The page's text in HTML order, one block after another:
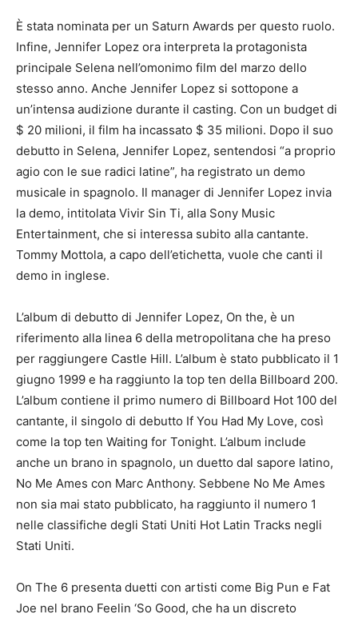
È stata nominata per un Saturn Awards per questo ruolo.
Infine, Jennifer Lopez ora interpreta la protagonista
principale Selena nell’omonimo film del marzo dello
stesso anno. Anche Jennifer Lopez si sottopone a
un’intensa audizione durante il casting. Con un budget di
$ 20 milioni, il film ha incassato $ 35 milioni. Dopo il suo
debutto in Selena, Jennifer Lopez, sentendosi “a proprio
agio con le sue radici latine”, ha registrato un demo
musicale in spagnolo. Il manager di Jennifer Lopez invia
la demo, intitolata Vivir Sin Ti, alla Sony Music
Entertainment, che si interessa subito alla cantante.
Tommy Mottola, a capo dell’etichetta, vuole che canti il ​​
demo in inglese.
L’album di debutto di Jennifer Lopez, On the, è un
riferimento alla linea 6 della metropolitana che ha preso
per raggiungere Castle Hill. L’album è stato pubblicato il 1
giugno 1999 e ha raggiunto la top ten della Billboard 200.
L’album contiene il primo numero di Billboard Hot 100 del
cantante, il singolo di debutto If You Had My Love, così
come la top ten Waiting for Tonight. L’album include
anche un brano in spagnolo, un duetto dal sapore latino,
No Me Ames con Marc Anthony. Sebbene No Me Ames
non sia mai stato pubblicato, ha raggiunto il numero 1
nelle classifiche degli Stati Uniti Hot Latin Tracks negli
Stati Uniti.
On The 6 presenta duetti con artisti come Big Pun e Fat
Joe nel brano Feelin ‘So Good, che ha un discreto